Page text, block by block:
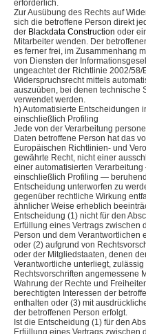
erforderlich.
Zur Ausübung des Rechts auf
sich die betroffene Person direkt
der Blackdata Construction oder
Mitarbeiter wenden. Der
es ferner frei, im Zusammenhang
von Diensten der
ungeachtet der Richtlinie 2002/58/
Widerspruchsrecht mittels
auszuüben, bei denen technische
verwendet werden.
h) Automatisierte Entscheidungen
einschließlich Profiling
Jede von der Verarbeitung
Daten betroffene Person hat das
Europäischen Richtlinien- und
gewährte Recht, nicht einer
einer automatisierten
einschließlich Profiling —
Entscheidung unterworfen zu
gegenüber rechtliche Wirkung
ähnlicher Weise erheblich
Entscheidung (1) nicht für den
Erfüllung eines Vertrags zwischen
Person und dem Verantwortlichen
oder (2) aufgrund von
oder der Mitgliedstaaten, denen
Verantwortliche unterliegt, zulässig
Rechtsvorschriften angemessene
Wahrung der Rechte und
berechtigten Interessen der
enthalten oder (3) mit
der betroffenen Person erfolgt.
Ist die Entscheidung (1) für den
Erfüllung eines Vertrags zwischen